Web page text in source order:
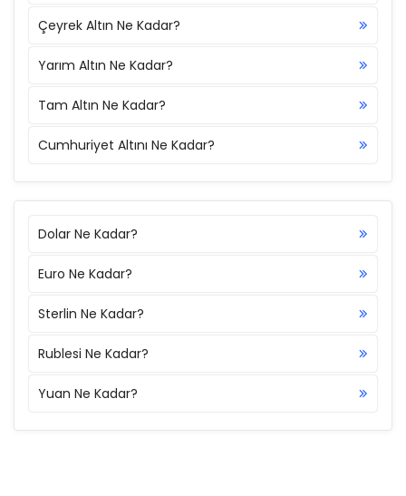
Çeyrek Altın Ne Kadar?
Yarım Altın Ne Kadar?
Tam Altın Ne Kadar?
Cumhuriyet Altını Ne Kadar?
Dolar Ne Kadar?
Euro Ne Kadar?
Sterlin Ne Kadar?
Rublesi Ne Kadar?
Yuan Ne Kadar?